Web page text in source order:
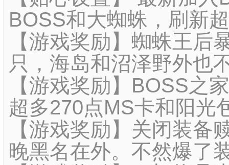
BOSS和大蜘蛛，刷新
【游戏奖励】蜘蛛王
只，海岛和沼泽野外也
【游戏奖励】BOSS之
超多270点MS卡和阳光
【游戏奖励】关闭装
晚黑名在外。不然爆了